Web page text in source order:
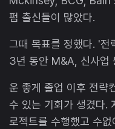
펌 출신들이 많았다.
그때 목표를 정했다. '전
3년 동안 M&A, 신사업
운 좋게 졸업 이후 전략
수 있는 기회가 생겼다.
로젝트를 수행했고 수